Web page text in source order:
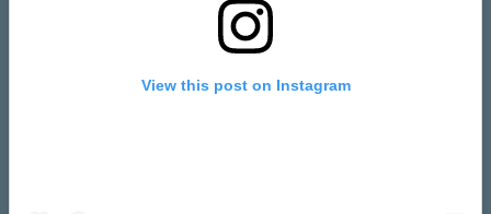
View this post on Instagram